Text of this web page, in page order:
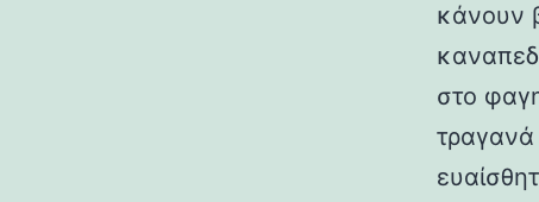
κάνουν
στο
τραγανά